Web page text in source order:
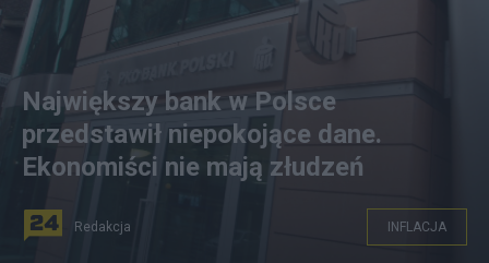
Największy bank w Polsce
przedstawił niepokojące dane.
Ekonomiści nie mają złudzeń
Redakcja INFLACJA